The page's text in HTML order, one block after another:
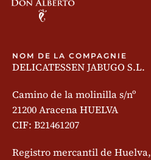
NOM DE LA COMPAGNIE
DELICATESSEN JABUGO S.L.
Camino de la molinilla s/nº
21200 Aracena HUELVA
CIF: B21461207
Registro mercantil de Huelva,